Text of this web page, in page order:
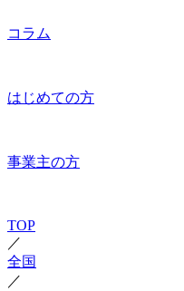
コラム
はじめての方
事業主の方
TOP
／
全国
／